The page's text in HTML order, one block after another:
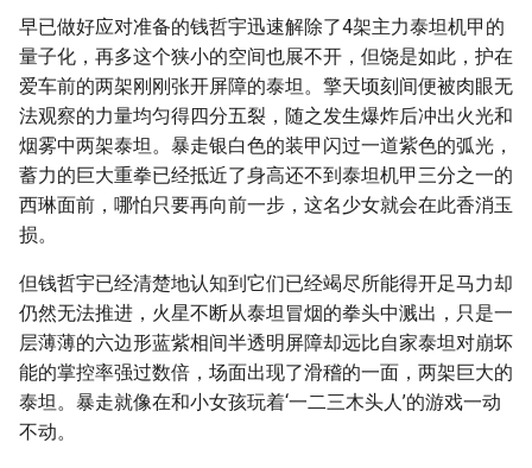
早已做好应对准备的钱哲宇迅速解除了4架主力泰坦机甲的
量子化，再多这个狭小的空间也展不开，但饶是如此，护在
爱车前的两架刚刚张开屏障的泰坦。擎天顷刻间便被肉眼无
法观察的力量均匀得四分五裂，随之发生爆炸后冲出火光和
烟雾中两架泰坦。暴走银白色的装甲闪过一道紫色的弧光，
蓄力的巨大重拳已经抵近了身高还不到泰坦机甲三分之一的
西琳面前，哪怕只要再向前一步，这名少女就会在此香消玉
损。
但钱哲宇已经清楚地认知到它们已经竭尽所能得开足马力却
仍然无法推进，火星不断从泰坦冒烟的拳头中溅出，只是一
层薄薄的六边形蓝紫相间半透明屏障却远比自家泰坦对崩坏
能的掌控率强过数倍，场面出现了滑稽的一面，两架巨大的
泰坦。暴走就像在和小女孩玩着‘一二三木头人’的游戏一动
不动。